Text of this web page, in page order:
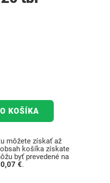
KOŠÍKA
môžete získať až
košíka získate
byť prevedené na
0,07 €.